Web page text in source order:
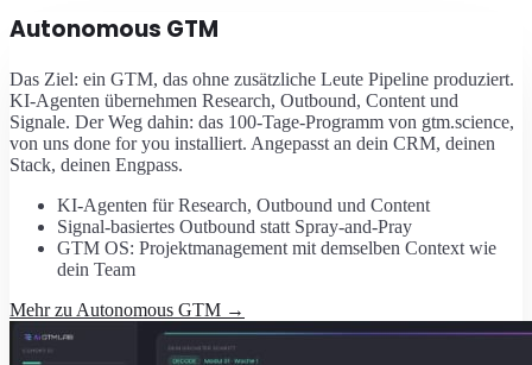
Autonomous GTM
Das Ziel: ein GTM, das ohne zusätzliche Leute Pipeline produziert.
KI-Agenten übernehmen Research, Outbound, Content und
Signale. Der Weg dahin: das 100-Tage-Programm von gtm.science,
von uns done for you installiert. Angepasst an dein CRM, deinen
Stack, deinen Engpass.
KI-Agenten für Research, Outbound und Content
Signal-basiertes Outbound statt Spray-and-Pray
GTM OS: Projektmanagement mit demselben Context wie
dein Team
Mehr zu Autonomous GTM →